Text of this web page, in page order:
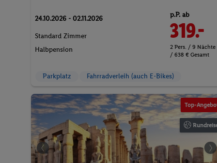
24.10.2026 - 02.11.2026
Standard Zimmer
Halbpension
p.P. ab
319.-
2 Pers. / 9 Nächte
/ 638 € Gesamt
Parkplatz Fahrradverleih (auch E-Bikes)
Top-
©